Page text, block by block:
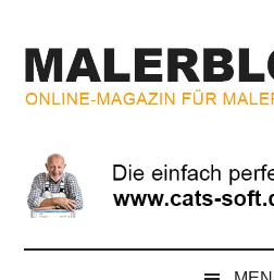
springen
secondary
menu
springen
springen
Magazin
für
Maler
und